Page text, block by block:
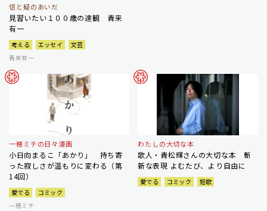
信と疑のあいだ
見習いたい１００歳の達観 青来
有一
考える エッセイ
文芸
青来有一
一穂ミチの日々漫画
小日向まるこ「あかり」 持ち寄
った寂しさが温もりに変わる（第
14回）
愛でる
コミック
一穂ミチ
わたしの大切な本
歌人・青松輝さんの大切な本 斬
新な表現 よむたび、より自由に
愛でる コミック 短歌